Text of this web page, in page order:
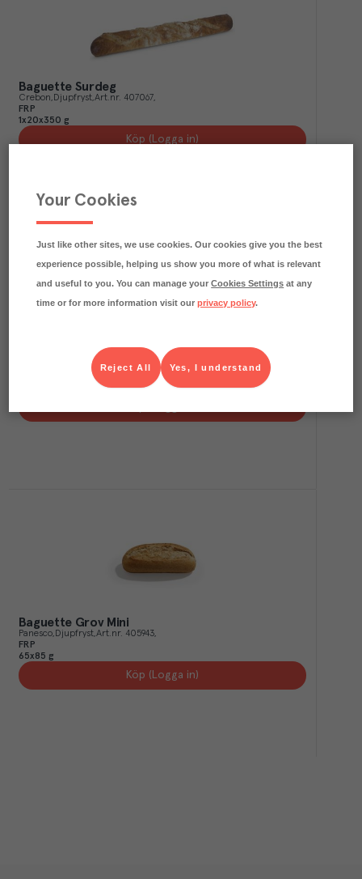
Baguette Surdeg
Crebon Djupfryst Art.nr. 407067
FRP
1x20x350 g
Köp (Logga in)
Sub Mörk Förskuren
Djupfryst Art.nr. 409749
Baguette Grov Mini
Panesco Djupfryst Art.nr. 405943
FRP
65x85 g
Köp (Logga in)
Your Cookies
Just like other sites, we use cookies. Our cookies give you the best
experience possible, helping us show you more of what is relevant
and useful to you. You can manage yourCookies Settings at any
time or for more information visit ourprivacy policy.
Yes, I understand
Reject All